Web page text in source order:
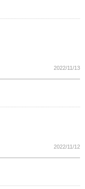
2022/11/13
2022/11/12